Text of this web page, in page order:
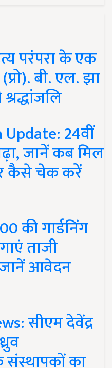
परंपरा के एक
बी. एल. झा
24वीं
जानें कब मिल
कैसे चेक करें
की गार्डनिंग
ताजी
आवेदन
सीएम देवेंद्र
संस्थापकों का